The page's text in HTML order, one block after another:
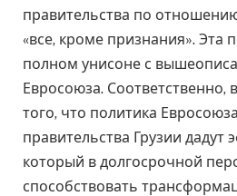
правительства по
«все, кроме признания». Эта
полном унисоне с
Евросоюза. Соответственно,
того, что политика
правительства Грузии дадут
который в долгосрочной
способствовать